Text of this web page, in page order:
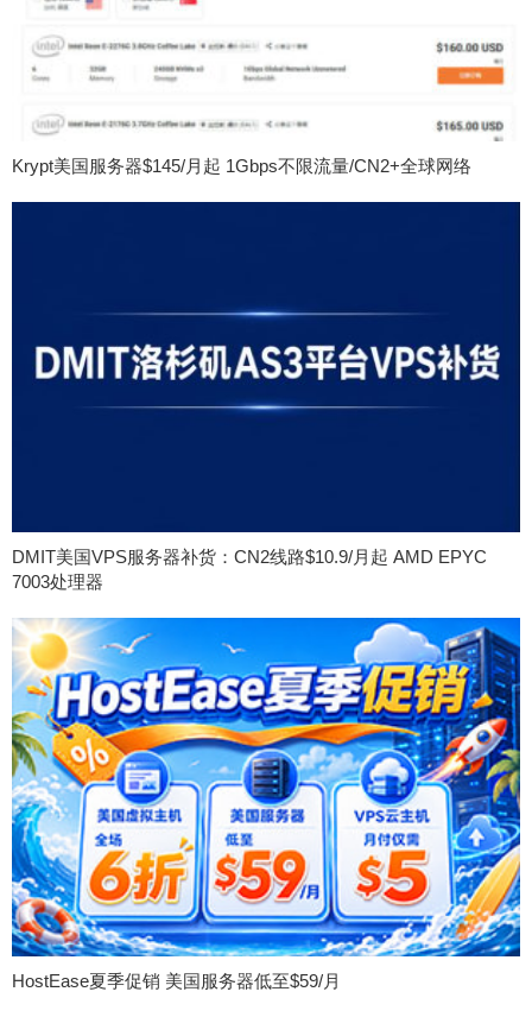
Krypt美国服务器$145/月起 1Gbps不限流量/CN2+全球网络
DMIT美国VPS服务器补货：CN2线路$10.9/月起 AMD EPYC
7003处理器
HostEase夏季促销 美国服务器低至$59/月